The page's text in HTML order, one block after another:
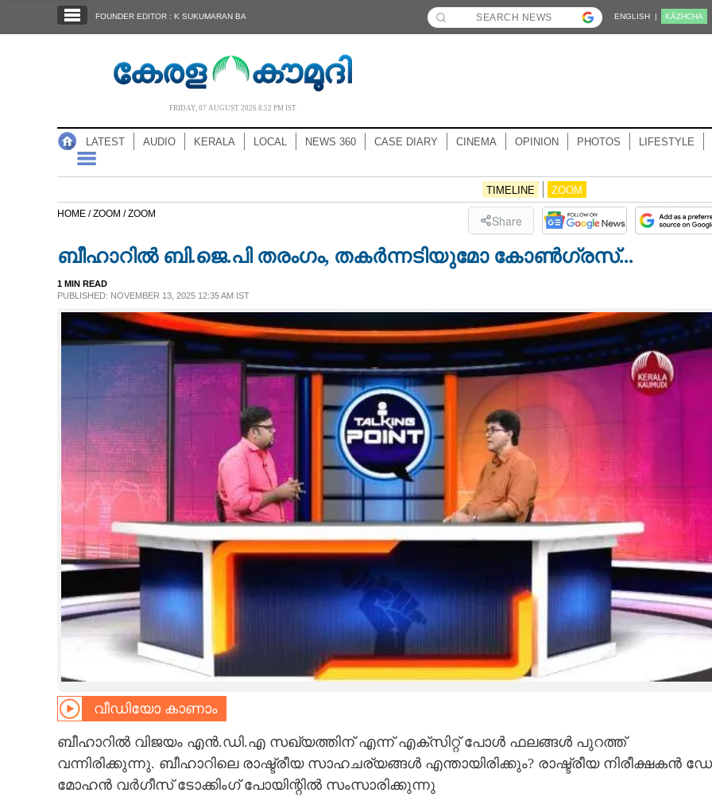
NOTIFIED NEWS
CASE DIARY
LIFESTYLE
SPIRITUAL
CARTOONS
LITERATURE
FOUNDER EDITOR : K SUKUMARAN BA ENGLISH | KĀZHCHA
FRIDAY, 07 AUGUST 2026 8.52 PM IST
LATEST AUDIO KERALA LOCAL NEWS 360 CASE DIARY CINEMA OPINION PHOTOS LIFESTYLE
TIMELINE ZOOM
HOME /ZOOM /ZOOM Share
ബീഹാറിൽ ബി.ജെ.പി തരംഗം, തകർന്നടിയുമോ കോൺഗ്രസ്...
1 MIN READ
PUBLISHED: NOVEMBER 13, 2025 12:35 AM IST
വീഡിയോ കാണാം
ബീഹാറിൽ വിജയം എൻ.ഡി.എ സഖ്യത്തിന് എന്ന് എക്സിറ്റ് പോൾ ഫലങ്ങൾ പുറത്ത്
വന്നിരിക്കുന്നു. ബീഹാറിലെ രാഷ്ട്രീയ സാഹചര്യങ്ങൾ എന്തായിരിക്കും? രാഷ്ട്രീയ നിരീക്ഷകൻ
മോഹൻ വർഗീസ് ടോക്കിംഗ് പോയിന്റിൽ സംസാരിക്കുന്നു